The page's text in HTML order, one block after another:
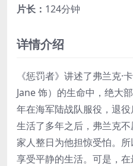
片长： 124分钟
详情介绍
《惩罚者》讲述了弗兰克·
Jane 饰）的生命中，绝大
年在海军陆战队服役，退
生活了多年之后，弗兰克
家人整日为他担惊受怕。
享受平静的生活。可是，